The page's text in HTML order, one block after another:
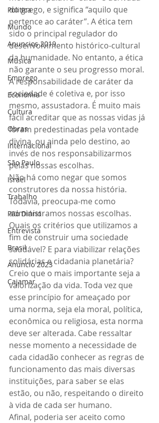
Politica
Mundo
Anuncios 2019
Música
Emprego
Economia
Cultura
Obras
Internacional
São Paulo
Israel
Trabalho
Pão Diário
Entrevista
Brasil
Anuncio 2023
Cajamar
do grego, e significa “aquilo que
pertence ao caráter”. A ética tem
sido o principal regulador do
desenvolvimento histórico-cultural
da humanidade. No entanto, a ética
não garante o seu progresso moral.
A responsabilidade de caráter da
sociedade é coletiva e, por isso
mesmo, assustadora. É muito mais
fácil acreditar que as nossas vidas já
foram predestinadas pela vontade
divina, ou ainda pelo destino, ao
invés de nos responsabilizarmos
pelas nossas escolhas.
Não há como negar que somos
construtores da nossa história.
Todavia, preocupa-me como
administramos nossas escolhas.
Quais os critérios que utilizamos a
fim de construir uma sociedade
saudável? E para viabilizar relações
solidárias e cidadania planetária?
Creio que o mais importante seja a
valorização da vida. Toda vez que
esse princípio for ameaçado por
uma norma, seja ela moral, política,
econômica ou religiosa, esta norma
deve ser alterada. Cabe ressaltar
nesse momento a necessidade de
cada cidadão conhecer as regras de
funcionamento das mais diversas
instituições, para saber se elas
estão, ou não, respeitando o direito
à vida de cada ser humano.
Afinal, poderia ser aceito como